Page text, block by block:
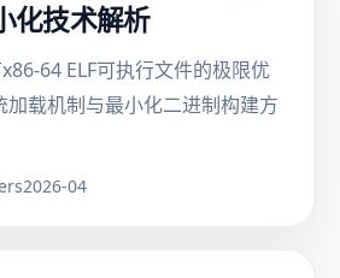
化技术解析
64 ELF可执行文件的极限优
加载机制与最小化二进制构建方
2026-04